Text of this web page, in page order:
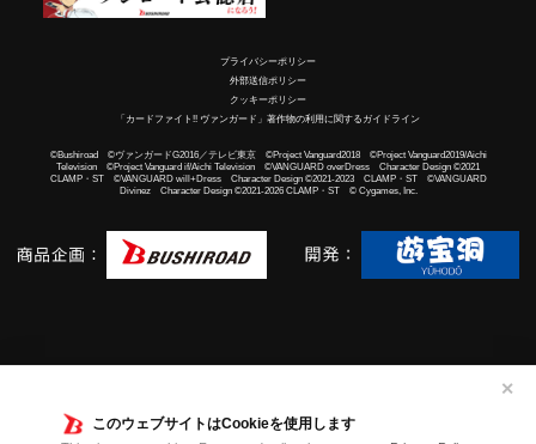
このウェブサイトはCookieを使用します
✕
プライバシーポリシー
外部送信ポリシー
クッキーポリシー
「カードファイト!! ヴァンガード」著作物の利用に関するガイドライン
©Bushiroad ©ヴァンガードG2016／テレビ東京 ©Project Vanguard2018 ©Project Vanguard2019/Aichi
Television ©Project Vanguard if/Aichi Television ©VANGUARD overDress Character Design ©2021
CLAMP・ST ©VANGUARD will+Dress Character Design ©2021-2023 CLAMP・ST ©VANGUARD
Divinez Character Design ©2021-2026 CLAMP・ST © Cygames, Inc.